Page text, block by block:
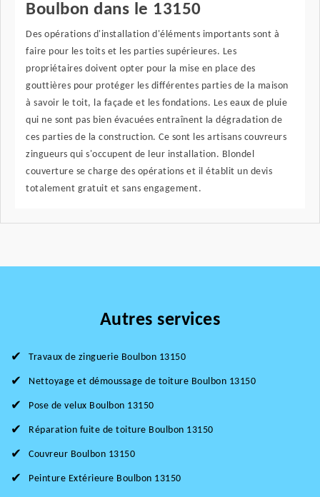
Boulbon dans le 13150
Des opérations d'installation d'éléments importants sont à
faire pour les toits et les parties supérieures. Les
propriétaires doivent opter pour la mise en place des
gouttières pour protéger les différentes parties de la maison
à savoir le toit, la façade et les fondations. Les eaux de pluie
qui ne sont pas bien évacuées entraînent la dégradation de
ces parties de la construction. Ce sont les artisans couvreurs
zingueurs qui s'occupent de leur installation. Blondel
couverture se charge des opérations et il établit un devis
totalement gratuit et sans engagement.
Autres services
Travaux de zinguerie Boulbon 13150
Nettoyage et démoussage de toiture Boulbon 13150
Pose de velux Boulbon 13150
Réparation fuite de toiture Boulbon 13150
Couvreur Boulbon 13150
Peinture Extérieure Boulbon 13150